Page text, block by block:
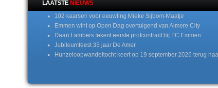
LAATSTE NIEUWS
102 kaarsen voor eeuwling Mieke Sijbom-Maatje
Emmen wint op Open Dag overtuigend van Almere City
Daan Lambers tekent eerste profcontract bij FC Emmen
Jubileumfeest 35 jaar De Amer
Hunzeloopwandeltocht keert op 19 september 2026 terug